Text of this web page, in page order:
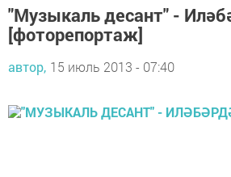
"Музыкаль десант" -
[фоторепортаж]
автор, 15 июль 2013 - 07:40